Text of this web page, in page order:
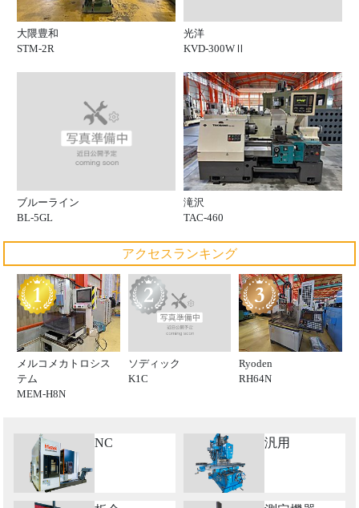
大隈豊和
STM-2R
光洋
KVD-300WⅡ
ブルーライン
BL-5GL
滝沢
TAC-460
アクセスランキング
メルコメカトロシス
テム
MEM-H8N
ソディック
K1C
Ryoden
RH64N
NC 汎用